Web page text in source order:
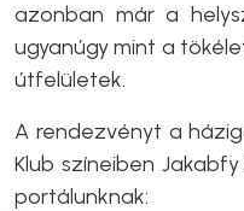
azonban már a
ugyanúgy mint a
útfelületek.
A rendezvényt a
Klub színeiben
portálunknak: